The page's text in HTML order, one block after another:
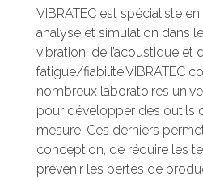
VIBRATEC est spécialiste
analyse et simulation dans
vibration, de l’acoustique et
fatigue/fiabilité.VIBRATEC
nombreux laboratoires
pour développer des outils
mesure. Ces derniers
conception, de réduire les
prévenir les pertes de